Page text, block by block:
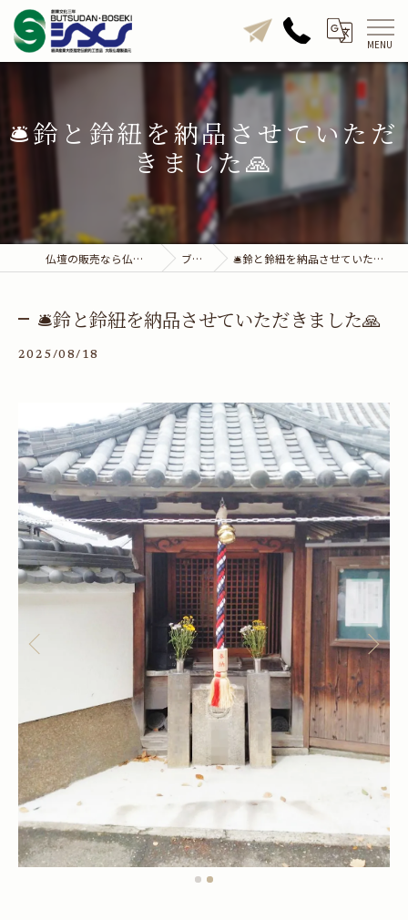
🛎️鈴と鈴紐を納品させていただ
きました🙏
仏壇の販売なら仏壇のシメノ ブログ 🛎️鈴と鈴紐を納品させていただきました🙏
🛎️鈴と鈴紐を納品させていただきました🙏
2025/08/18